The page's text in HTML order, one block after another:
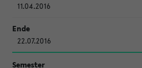
11.04.2016
22.07.2016